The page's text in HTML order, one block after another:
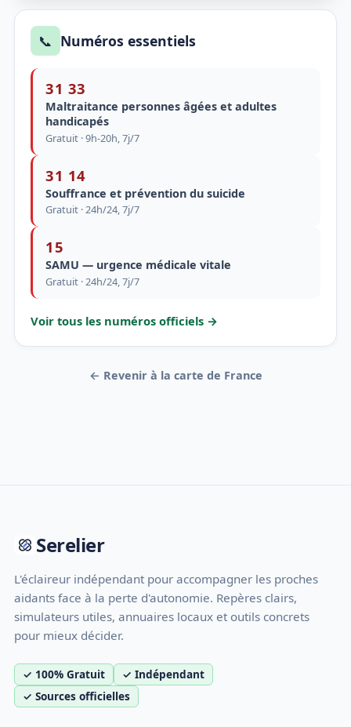
📞 Numéros essentiels
31 33
Maltraitance personnes âgées et adultes
handicapés
Gratuit · 9h-20h, 7j/7
31 14
Souffrance et prévention du suicide
Gratuit · 24h/24, 7j/7
15
SAMU — urgence médicale vitale
Gratuit · 24h/24, 7j/7
Voir tous les numéros officiels →
← Revenir à la carte de France
Serelier
L'éclaireur indépendant pour accompagner les proches
aidants face à la perte d'autonomie. Repères clairs,
simulateurs utiles, annuaires locaux et outils concrets
pour mieux décider.
✓ 100% Gratuit
✓ Indépendant
✓ Sources officielles